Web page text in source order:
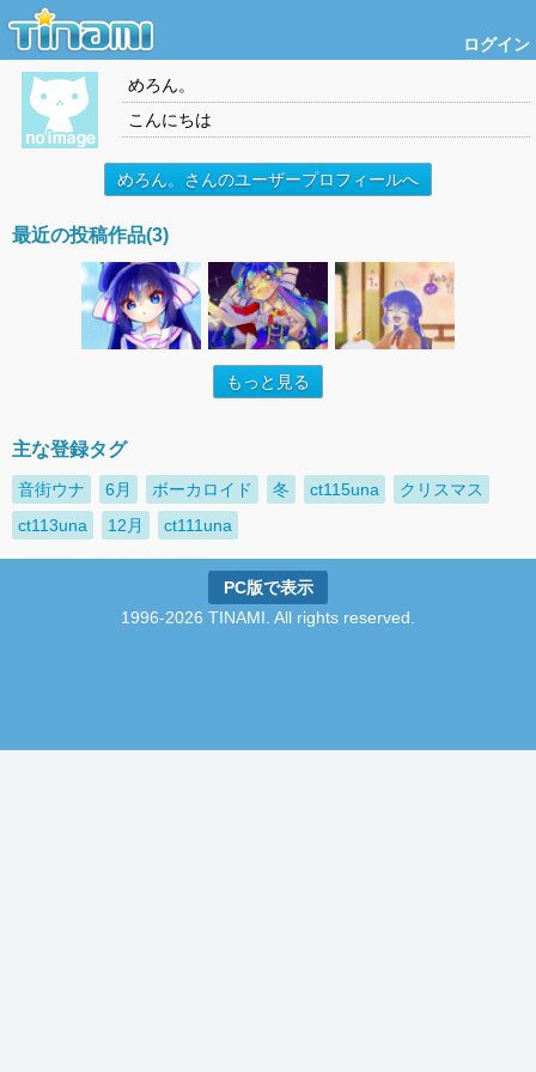
ログイン
めろん。
こんにちは
めろん。さんのユーザープロフィールへ
最近の投稿作品(3)
もっと見る
主な登録タグ
音街ウナ 6月 ボーカロイド 冬 ct115una
クリスマス
ct113una
12月 ct111una
PC版で表示
1996-2026 TINAMI. All rights reserved.